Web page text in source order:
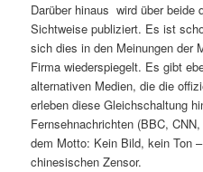
Darüber hinaus wird über beide
Sichtweise publiziert. Es ist
sich dies in den Meinungen der
Firma wiederspiegelt. Es gibt
alternativen Medien, die die
erleben diese Gleichschaltung
Fernsehnachrichten (BBC,
dem Motto: Kein Bild, kein Ton
chinesischen Zensor.